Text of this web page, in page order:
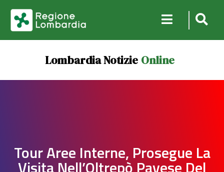
Lombardia Notizie Online
Tour Aree Interne, Prosegue La